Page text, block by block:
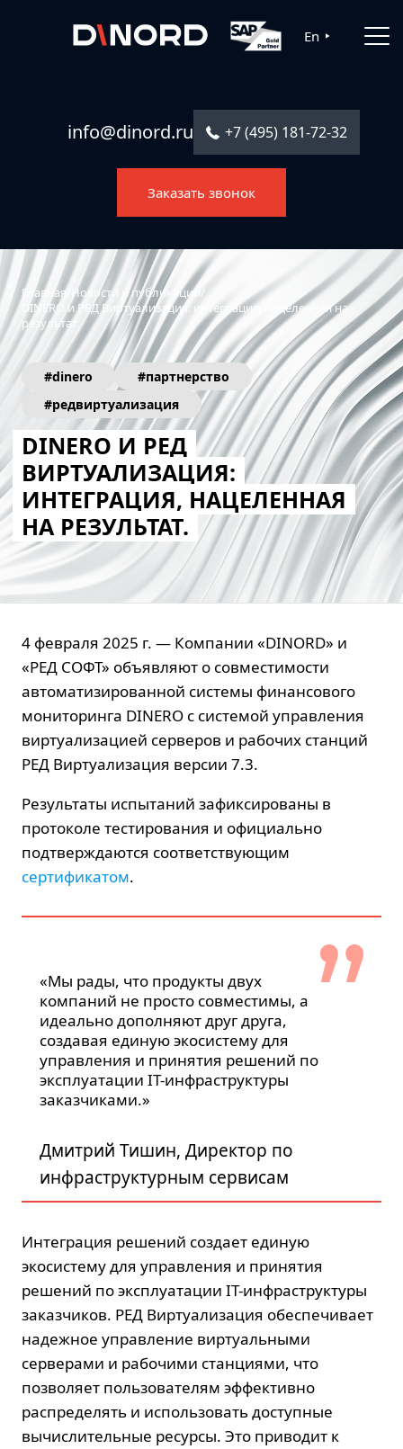
En
info@dinord.ru +7 (495) 181-72-32
Заказать звонок
Главная/ Новости и публикации /
DINERO и РЕД Виртуализация: интеграция, нацеленная на
результат.
#dinero
#партнерство
#редвиртуализация
DINERO И РЕД
ВИРТУАЛИЗАЦИЯ:
ИНТЕГРАЦИЯ, НАЦЕЛЕННАЯ
НА РЕЗУЛЬТАТ.
4 февраля 2025 г. — Компании «DINORD» и
«РЕД СОФТ» объявляют о совместимости
автоматизированной системы финансового
мониторинга DINERO с системой управления
виртуализацией серверов и рабочих станций
РЕД Виртуализация версии 7.3.
Результаты испытаний зафиксированы в
протоколе тестирования и официально
подтверждаются соответствующим
сертификатом.
«Мы рады, что продукты двух
компаний не просто совместимы, а
идеально дополняют друг друга,
создавая единую экосистему для
управления и принятия решений по
эксплуатации IT-инфраструктуры
заказчиками.»
Дмитрий Тишин, Директор по
инфраструктурным сервисам
Интеграция решений создает единую
экосистему для управления и принятия
решений по эксплуатации IT-инфраструктуры
заказчиков. РЕД Виртуализация обеспечивает
надежное управление виртуальными
серверами и рабочими станциями, что
позволяет пользователям эффективно
распределять и использовать доступные
вычислительные ресурсы. Это приводит к
Главная
Отрасли
О компании
Контакты